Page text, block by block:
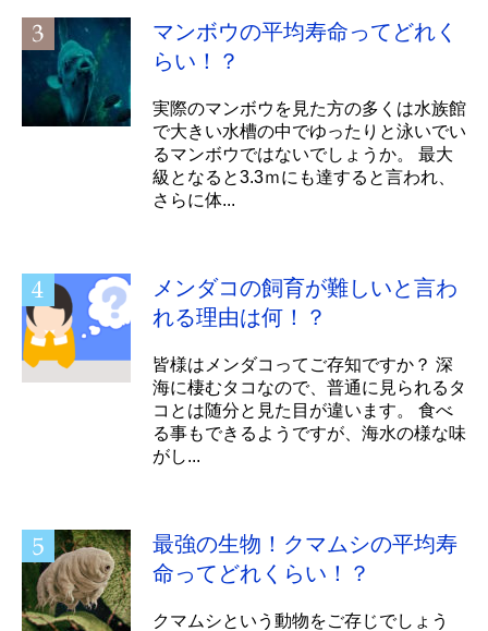
マンボウの平均寿命ってどれく
らい！？
実際のマンボウを見た方の多くは水族館
で大きい水槽の中でゆったりと泳いでい
るマンボウではないでしょうか。 最大
級となると3.3ｍにも達すると言われ、
さらに体...
メンダコの飼育が難しいと言わ
れる理由は何！？
皆様はメンダコってご存知ですか？ 深
海に棲むタコなので、普通に見られるタ
コとは随分と見た目が違います。 食べ
る事もできるようですが、海水の様な味
がし...
最強の生物！クマムシの平均寿
命ってどれくらい！？
クマムシという動物をご存じでしょう